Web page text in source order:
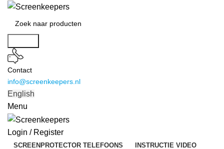
Contact
info@screenkeepers.nl
English
Menu
Login / Register
SCREENPROTECTOR TELEFOONS
INSTRUCTIE VIDEO